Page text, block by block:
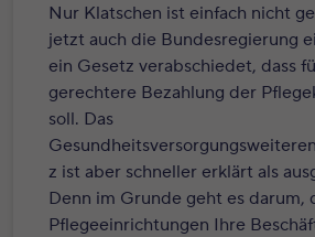
Nur Klatschen ist einfach nicht
jetzt auch die Bundesregierung
ein Gesetz verabschiedet, dass
gerechtere Bezahlung der
soll. Das
z ist aber schneller erklärt als
Denn im Grunde geht es darum,
Pflegeeinrichtungen Ihre